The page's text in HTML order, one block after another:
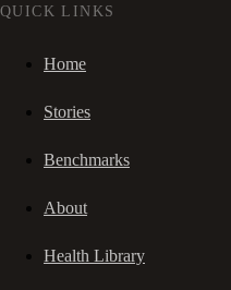
QUICK LINKS
Home
Stories
Benchmarks
About
Health Library